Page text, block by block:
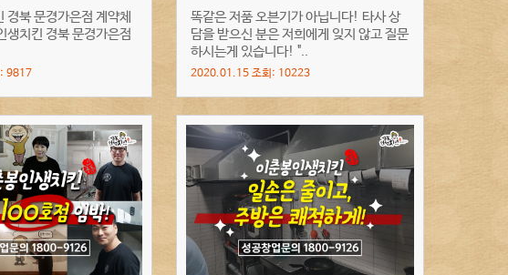
경북 문경가은점 계약체
생치킨 경북 문경가은점
9817
똑같은 저품 오븐기가 아닙니다! 타사 상
담을 받으신 분은 저희에게 잊지 않고 질문
하시는게 있습니다! "..
2020.01.15 조회: 10223